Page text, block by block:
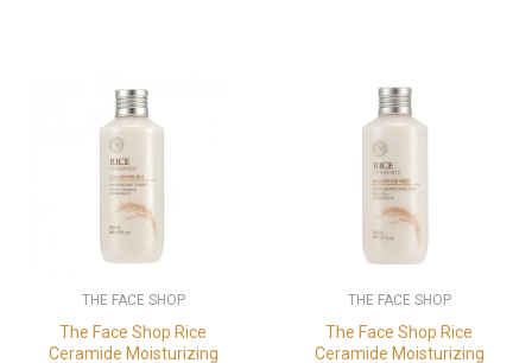
THE FACE SHOP
The Face Shop Rice
Ceramide Moisturizing
THE FACE SHOP
The Face Shop Rice
Ceramide Moisturizing